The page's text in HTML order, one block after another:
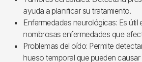
ayuda a planificar su tratamiento.
Enfermedades neurológicas: Es útil
nombrosas enfermedades que
Problemas del oído: Permite
hueso temporal que pueden